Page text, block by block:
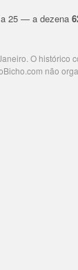
25 — a dezena
O histórico
não